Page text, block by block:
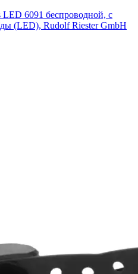
6091 беспроводной, с
(LED), Rudolf Riester GmbH